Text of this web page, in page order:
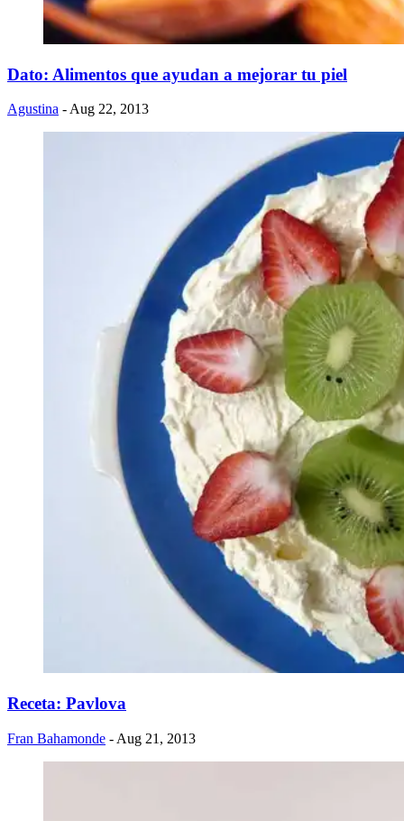
Dato: Alimentos que ayudan a mejorar tu piel
Agustina - Aug 22, 2013
Receta: Pavlova
Fran Bahamonde - Aug 21, 2013